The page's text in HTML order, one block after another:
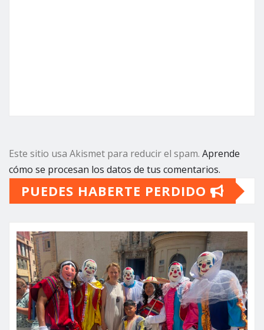
Este sitio usa Akismet para reducir el spam. Aprende
cómo se procesan los datos de tus comentarios.
PUEDES HABERTE PERDIDO